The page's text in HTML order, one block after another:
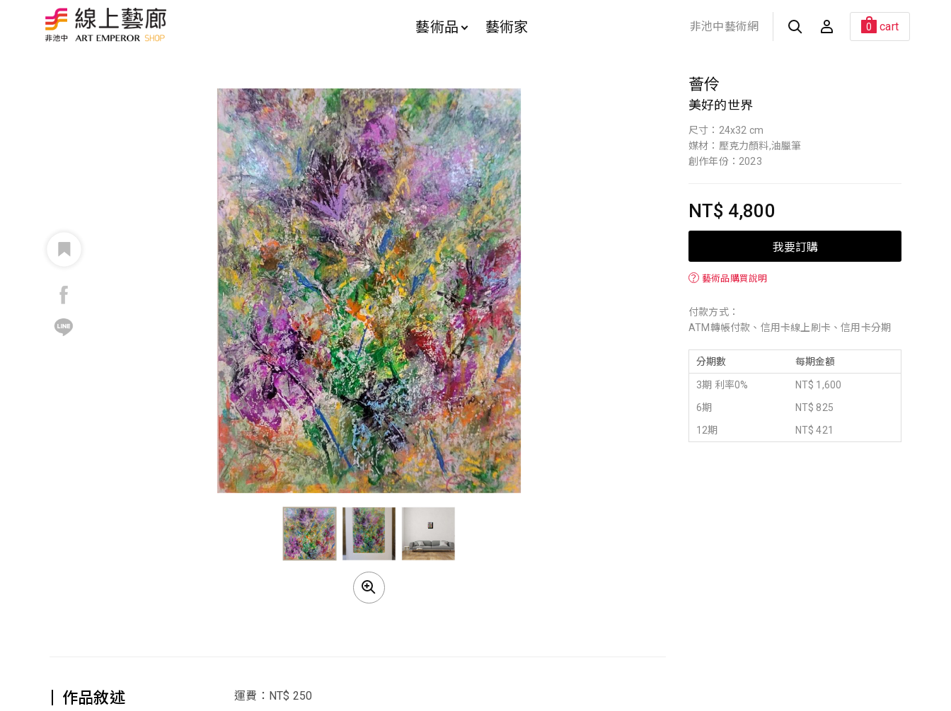
藝術品 藝術家 非池中藝術網 0 cart
薈伶
美好的世界
尺寸：24x32 cm
媒材：壓克力顏料,油臘筆
創作年份：2023
NT$ 4,800
我要訂購
？ 藝術品購買說明
付款方式：
ATM轉帳付款、信用卡線上刷卡、信用卡分期
分期數 每期金額
3期 利率0%
NT$ 1,600
6期
NT$ 825
12期
NT$ 421
作品敘述 運費：NT$ 250